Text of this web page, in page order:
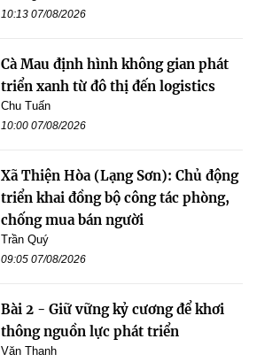
10:13 07/08/2026
Cà Mau định hình không gian phát
triển xanh từ đô thị đến logistics
Chu Tuấn
10:00 07/08/2026
Xã Thiện Hòa (Lạng Sơn): Chủ động
triển khai đồng bộ công tác phòng,
chống mua bán người
Trần Quý
09:05 07/08/2026
Bài 2 - Giữ vững kỷ cương để khơi
thông nguồn lực phát triển
Văn Thanh